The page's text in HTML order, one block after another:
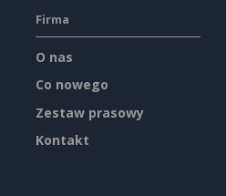
Firma
O nas
Co nowego
Zestaw prasowy
Kontakt